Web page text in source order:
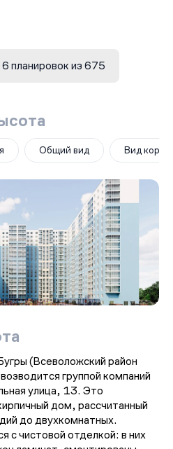
планировок из 675
Общий вид Вид
(Всеволожский район
группой компаний
улица, 13. Это
дом, рассчитанный
до двухкомнатных.
с чистовой отделкой: в них